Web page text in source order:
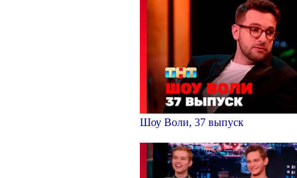
Шоу Воли, 37 выпуск